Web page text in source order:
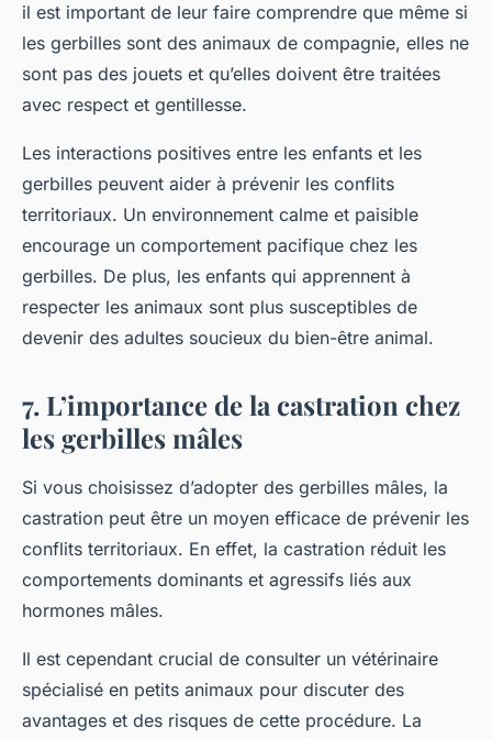
il est important de leur faire comprendre que même si
les gerbilles sont des animaux de compagnie, elles ne
sont pas des jouets et qu’elles doivent être traitées
avec respect et gentillesse.
Les interactions positives entre les enfants et les
gerbilles peuvent aider à prévenir les conflits
territoriaux. Un environnement calme et paisible
encourage un comportement pacifique chez les
gerbilles. De plus, les enfants qui apprennent à
respecter les animaux sont plus susceptibles de
devenir des adultes soucieux du bien-être animal.
7. L’importance de la castration chez
les gerbilles mâles
Si vous choisissez d’adopter des gerbilles mâles, la
castration peut être un moyen efficace de prévenir les
conflits territoriaux. En effet, la castration réduit les
comportements dominants et agressifs liés aux
hormones mâles.
Il est cependant crucial de consulter un vétérinaire
spécialisé en petits animaux pour discuter des
avantages et des risques de cette procédure. La